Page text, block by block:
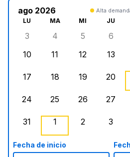
ago 2026 Alta
LU MA MI JU
lunes, agosto 3, 2026
3
martes, agosto 4,
4
miércoles,
5 6
10
11
12
13
17
18
19
20
24
25
26
27
31
1
2
3
Fecha de inicio